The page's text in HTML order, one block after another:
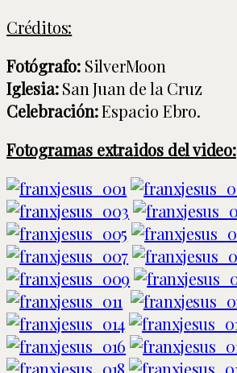
Créditos:
Fotógrafo: SilverMoon
Iglesia:San Juan de la Cruz
Celebración:Espacio Ebro.
Fotogramas extraidos del video: